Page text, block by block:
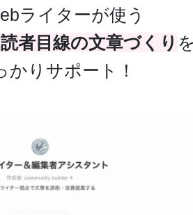
ライターが使う
者目線の文章づくり
かりサポート！